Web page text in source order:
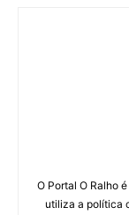
O Portal O Ralho
utiliza a política